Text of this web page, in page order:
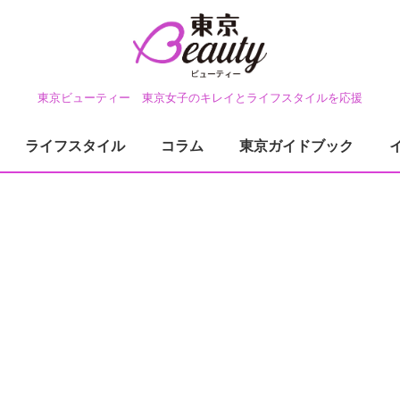
東京ビューティー 東京女子のキレイとライフスタイルを応援
ライフスタイル コラム 東京ガイドブック